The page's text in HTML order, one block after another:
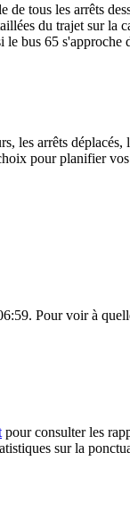
tous les arrêts
du trajet sur la
le bus 65 s'approche
arrêts déplacés,
pour planifier
Pour voir à
pour consulter les
sur la